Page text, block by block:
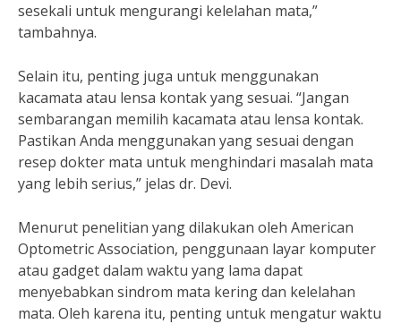
sesekali untuk mengurangi kelelahan mata,”
tambahnya.
Selain itu, penting juga untuk menggunakan
kacamata atau lensa kontak yang sesuai. “Jangan
sembarangan memilih kacamata atau lensa kontak.
Pastikan Anda menggunakan yang sesuai dengan
resep dokter mata untuk menghindari masalah mata
yang lebih serius,” jelas dr. Devi.
Menurut penelitian yang dilakukan oleh American
Optometric Association, penggunaan layar komputer
atau gadget dalam waktu yang lama dapat
menyebabkan sindrom mata kering dan kelelahan
mata. Oleh karena itu, penting untuk mengatur waktu